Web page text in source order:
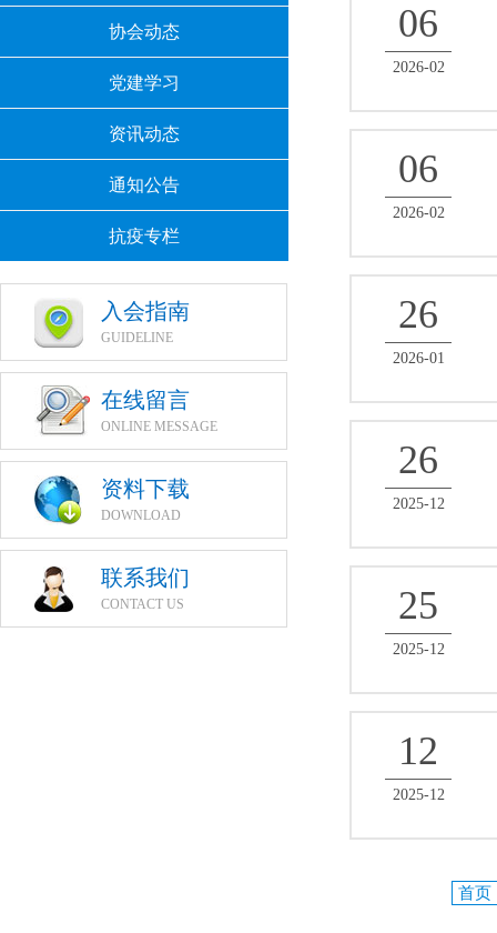
协会动态
党建学习
资讯动态
通知公告
抗疫专栏
入会指南
GUIDELINE
在线留言
ONLINE MESSAGE
资料下载
DOWNLOAD
联系我们
CONTACT US
06
2026-02
06
2026-02
26
2026-01
26
2025-12
25
2025-12
12
2025-12
首页